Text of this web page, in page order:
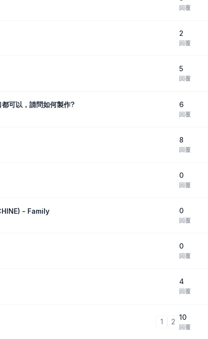
回覆
2
回覆
5
回覆
可以，請問如何製作? 6
回覆
8
回覆
0
回覆
- Family 0
回覆
0
回覆
4
回覆
1 2
10
回覆